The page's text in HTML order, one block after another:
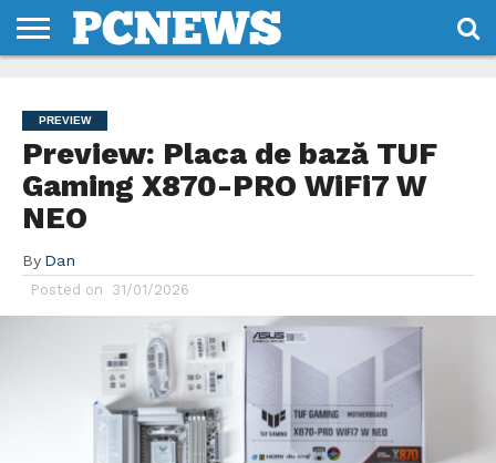
NOI
SI
CONDITII
PREVIEW
Preview: Placa de bază TUF
Gaming X870-PRO WiFi7 W
NEO
By Dan
Posted on 31/01/2026